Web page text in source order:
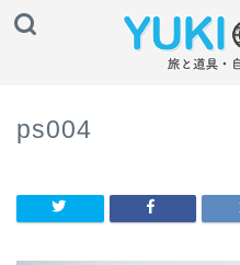
ps004